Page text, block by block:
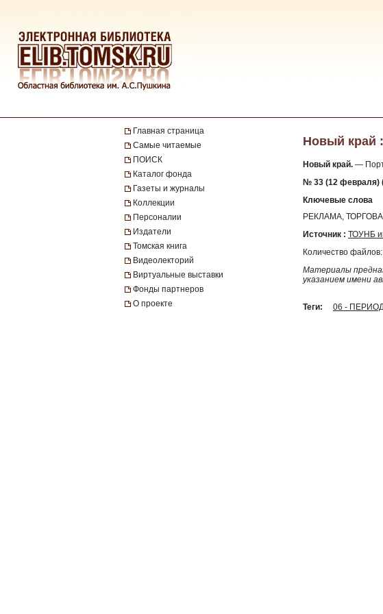
Главная страница
Самые читаемые
ПОИСК
Каталог фонда
Газеты и журналы
Коллекции
Персоналии
Издатели
Томская книга
Видеолекторий
Виртуальные выставки
Фонды партнеров
О проекте
Новый край
Новый край. —
№ 33 (12 февраля)
Ключевые слова
РЕКЛАМА,
Источник : ТОУНБ
Количество
Материалы
указанием имени
Теги: 06 -